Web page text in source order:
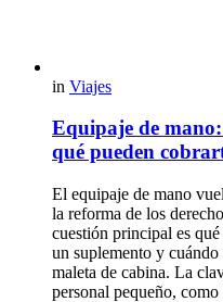
in Viajes
Equipaje de
qué pueden
El equipaje de mano
la reforma de los
cuestión principal es
un suplemento y
maleta de cabina. La
personal pequeño,